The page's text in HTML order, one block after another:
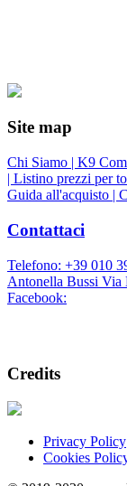
Site map
Chi Siamo | K9
| Listino prezzi per
Guida all'acquisto |
Contattaci
Telefono: +39 010
Antonella Bussi Via
Facebook:
Credits
Privacy Policy
Cookies